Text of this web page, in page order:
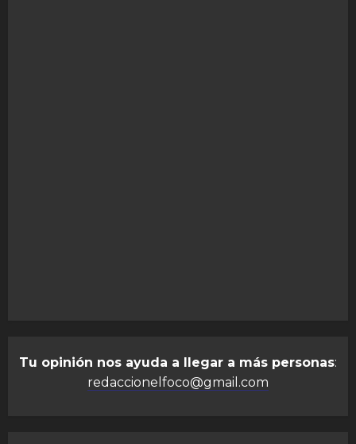
Tu opinión nos ayuda a llegar a más personas:
redaccionelfoco@gmail.com